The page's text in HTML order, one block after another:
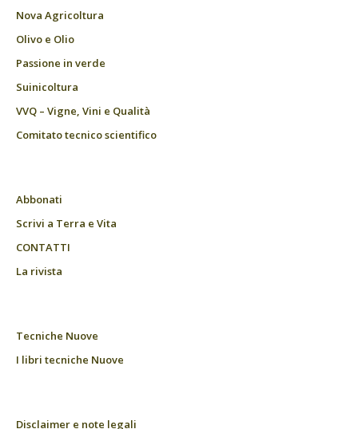
Nova Agricoltura
Olivo e Olio
Passione in verde
Suinicoltura
VVQ – Vigne, Vini e Qualità
Comitato tecnico scientifico
Abbonati
Scrivi a Terra e Vita
CONTATTI
La rivista
Tecniche Nuove
I libri tecniche Nuove
Disclaimer e note legali